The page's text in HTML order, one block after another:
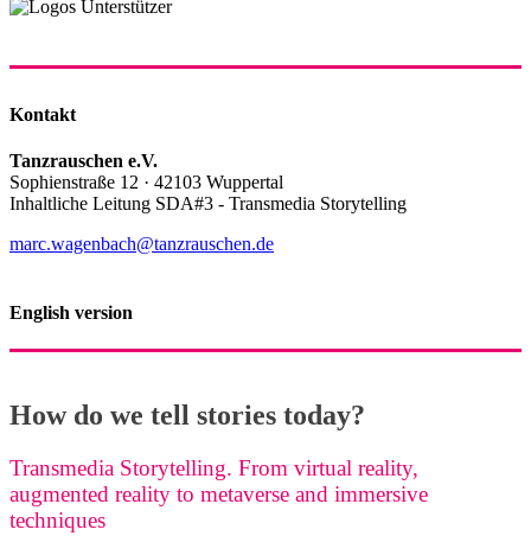
Kontakt
Tanzrauschen e.V.
Sophienstraße 12 · 42103 Wuppertal
Inhaltliche Leitung SDA#3 - Transmedia Storytelling
marc.wagenbach@tanzrauschen.de
English version
How do we tell stories today?
Transmedia Storytelling. From virtual reality,
augmented reality to metaverse and immersive
techniques